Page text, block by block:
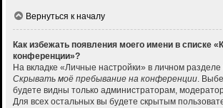
Вернуться к началу
Как избежать появления моего имени в списке
конференции»?
На вкладке «Личные настройки» в личном
Скрывать моё пребывание на конференции.
будете видны только администраторам,
Для всех остальных вы будете скрытым